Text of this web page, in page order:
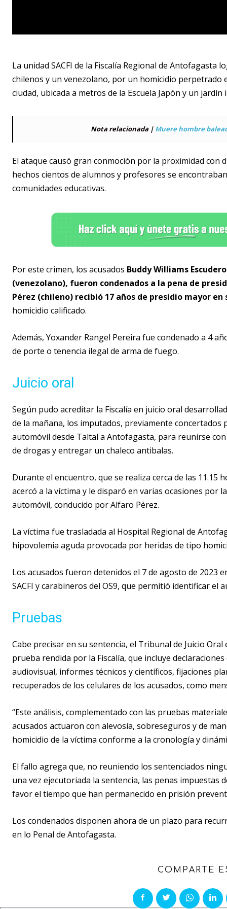
La unidad SACFI de la Fiscalía Regional de
chilenos y un venezolano, por un homicidio perpetrado
ciudad, ubicada a metros de la Escuela Japón y un jardín
Nota relacionada | Muere hombre
El ataque causó gran conmoción por la proximidad con
hechos cientos de alumnos y profesores se
comunidades educativas.
Por este crimen, los acusados Buddy Williams
(venezolano), fueron condenados a la pena de
Pérez (chileno) recibió 17 años de presidio mayor
homicidio calificado.
Además, Yoxander Rangel Pereira fue condenado a 4
de porte o tenencia ilegal de arma de fuego.
Juicio oral
Según pudo acreditar la Fiscalía en juicio oral
de la mañana, los imputados, previamente
automóvil desde Taltal a Antofagasta, para reunirse
de drogas y entregar un chaleco antibalas.
Durante el encuentro, que se realiza cerca de las 11.15
acercó a la víctima y le disparó en varias ocasiones
automóvil, conducido por Alfaro Pérez.
La víctima fue trasladada al Hospital Regional de
hipovolemia aguda provocada por heridas de tipo
Los acusados fueron detenidos el 7 de agosto de 2023
SACFI y carabineros del OS9, que permitió identificar el
Pruebas
Cabe precisar en su sentencia, el Tribunal de Juicio
prueba rendida por la Fiscalía, que incluye
audiovisual, informes técnicos y científicos, fijaciones
recuperados de los celulares de los acusados, como
“Este análisis, complementado con las pruebas
acusados actuaron con alevosía, sobreseguros y de
homicidio de la víctima conforme a la cronología y
El fallo agrega que, no reuniendo los sentenciados
una vez ejecutoriada la sentencia, las penas impuestas
favor el tiempo que han permanecido en prisión
Los condenados disponen ahora de un plazo para
en lo Penal de Antofagasta.
COMPARTE